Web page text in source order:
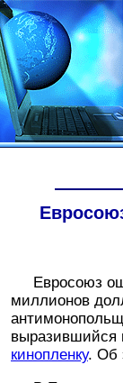
Евросоюз
миллионов
выразившийся
кинопленку. Об